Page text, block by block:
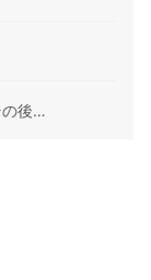
の後…